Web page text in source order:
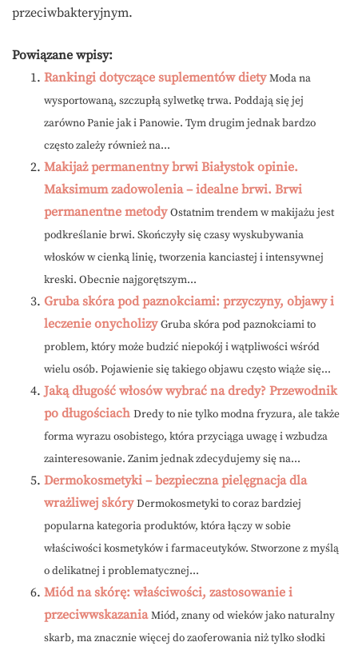
przeciwbakteryjnym.
Powiązane wpisy:
Rankingi dotyczące suplementów diety Moda na
wysportowaną, szczupłą sylwetkę trwa. Poddają się jej
zarówno Panie jak i Panowie. Tym drugim jednak bardzo
często zależy również na...
Makijaż permanentny brwi Białystok opinie.
Maksimum zadowolenia – idealne brwi. Brwi
permanentne metody Ostatnim trendem w makijażu jest
podkreślanie brwi. Skończyły się czasy wyskubywania
włosków w cienką linię, tworzenia kanciastej i intensywnej
kreski. Obecnie najgorętszym...
Gruba skóra pod paznokciami: przyczyny, objawy i
leczenie onycholizy Gruba skóra pod paznokciami to
problem, który może budzić niepokój i wątpliwości wśród
wielu osób. Pojawienie się takiego objawu często wiąże się...
Jaką długość włosów wybrać na dredy? Przewodnik
po długościach Dredy to nie tylko modna fryzura, ale także
forma wyrazu osobistego, która przyciąga uwagę i wzbudza
zainteresowanie. Zanim jednak zdecydujemy się na...
Dermokosmetyki – bezpieczna pielęgnacja dla
wrażliwej skóry Dermokosmetyki to coraz bardziej
popularna kategoria produktów, która łączy w sobie
właściwości kosmetyków i farmaceutyków. Stworzone z myślą
o delikatnej i problematycznej...
Miód na skórę: właściwości, zastosowanie i
przeciwwskazania Miód, znany od wieków jako naturalny
skarb, ma znacznie więcej do zaoferowania niż tylko słodki